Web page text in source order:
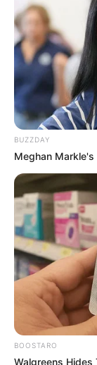
BUZZDAY
Meghan
BOOSTARO
Walgreens Hides